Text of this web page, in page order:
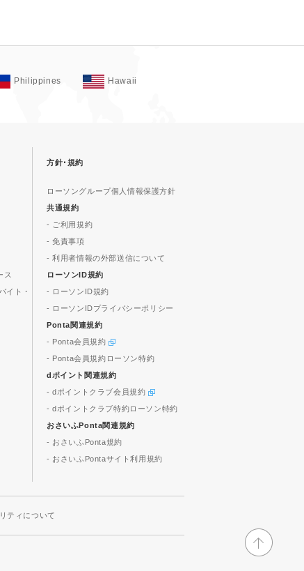
Philippines Hawaii
ス
イト・
方針･規約
ローソングループ個人情報保護方針
共通規約
- ご利用規約
- 免責事項
- 利用者情報の外部送信について
ローソンID規約
- ローソンID規約
- ローソンIDプライバシーポリシー
Ponta関連規約
- Ponta会員規約
- Ponta会員規約ローソン特約
dポイント関連規約
- dポイントクラブ会員規約
- dポイントクラブ特約ローソン特約
おさいふPonta関連規約
- おさいふPonta規約
- おさいふPontaサイト利用規約
ティについて